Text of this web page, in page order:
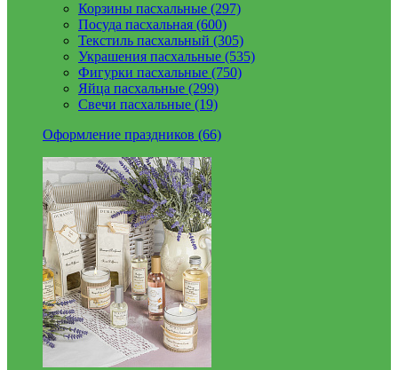
Корзины пасхальные (297)
Посуда пасхальная (600)
Текстиль пасхальный (305)
Украшения пасхальные (535)
Фигурки пасхальные (750)
Яйца пасхальные (299)
Свечи пасхальные (19)
Оформление праздников (66)